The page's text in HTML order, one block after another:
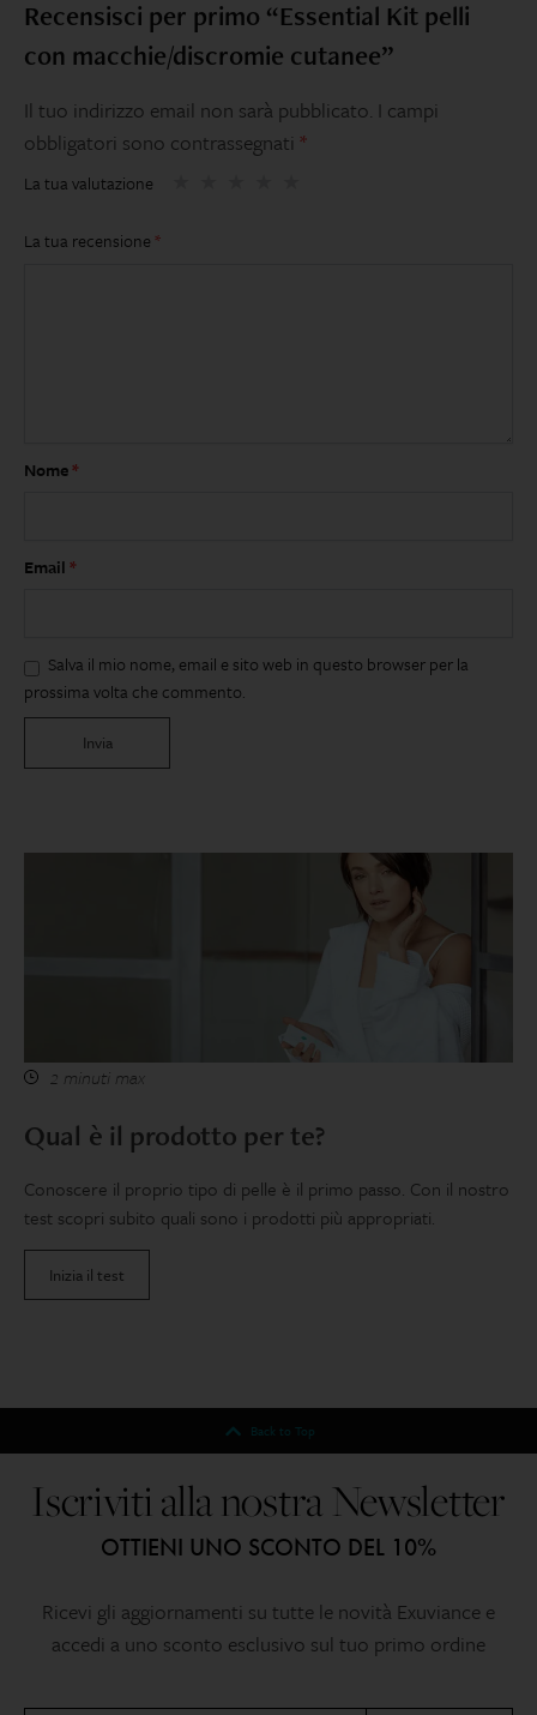
Recensisci per primo “Essential Kit pelli
con macchie/discromie cutanee”
Il tuo indirizzo email non sarà pubblicato. I campi
obbligatori sono contrassegnati *
La tua valutazione
La tua recensione *
Nome*
Email*
Salva il mio nome, email e sito web in questo browser per la
prossima volta che commento.
2 minuti max
Qual è il prodotto per te?
Conoscere il proprio tipo di pelle è il primo passo. Con il nostro
test scopri subito quali sono i prodotti più appropriati.
Inizia il test
Back to Top
Iscriviti alla nostra Newsletter
OTTIENI UNO SCONTO DEL 10%
Ricevi gli aggiornamenti su tutte le novità Exuviance e
accedi a uno sconto esclusivo sul tuo primo ordine